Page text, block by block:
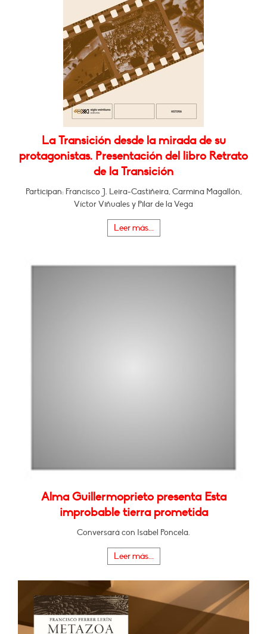
La Transición desde la mirada de su
protagonistas. Presentación del libro Retrato
de la Transición
Participan: Francisco J. Leira-Castiñeira, Carmina Magallón,
Víctor Viñuales y Pilar de la Vega
Leer más...
Alma Guillermoprieto presenta Esta
improbable tierra prometida
Conversará con Isabel Poncela.
Leer más...